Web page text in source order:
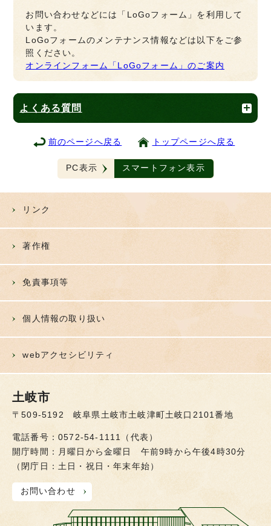
お問い合わせなどには「LoGoフォーム」を利用して
います。
LoGoフォームのメンテナンス情報などは以下をご参
照ください。
オンラインフォーム「LoGoフォーム」のご案内
よくある質問
前のページへ戻る トップページへ戻る
PC表示 スマートフォン表示
リンク
著作権
免責事項等
個人情報の取り扱い
webアクセシビリティ
土岐市
〒509-5192 岐阜県土岐市土岐津町土岐口2101番地
電話番号：0572-54-1111（代表）
開庁時間：月曜日から金曜日 午前9時から午後4時30分
（閉庁日：土日・祝日・年末年始）
お問い合わせ